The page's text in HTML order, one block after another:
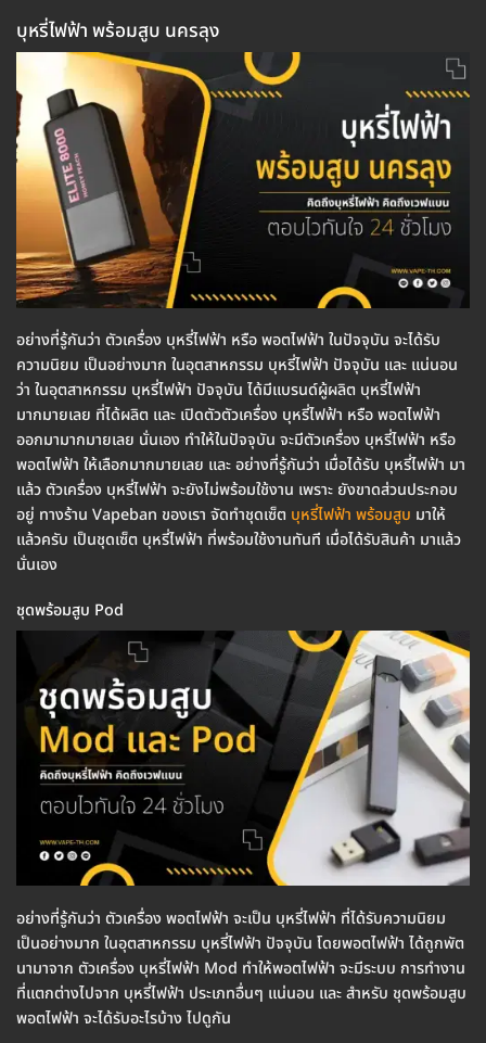
บุหรี่ไฟฟ้า พร้อมสูบ นครลุง
อย่างที่รู้กันว่า ตัวเครื่อง บุหรี่ไฟฟ้า หรือ พอตไฟฟ้า ในปัจจุบัน จะได้รับ
ความนิยม เป็นอย่างมาก ในอุตสาหกรรม บุหรี่ไฟฟ้า ปัจจุบัน และ แน่นอน
ว่า ในอุตสาหกรรม บุหรี่ไฟฟ้า ปัจจุบัน ได้มีแบรนด์ผู้ผลิต บุหรี่ไฟฟ้า
มากมายเลย ที่ได้ผลิต และ เปิดตัวตัวเครื่อง บุหรี่ไฟฟ้า หรือ พอตไฟฟ้า
ออกมามากมายเลย นั่นเอง ทำให้ในปัจจุบัน จะมีตัวเครื่อง บุหรี่ไฟฟ้า หรือ
พอตไฟฟ้า ให้เลือกมากมายเลย และ อย่างที่รู้กันว่า เมื่อได้รับ บุหรี่ไฟฟ้า มา
แล้ว ตัวเครื่อง บุหรี่ไฟฟ้า จะยังไม่พร้อมใช้งาน เพราะ ยังขาดส่วนประกอบ
อยู่ ทางร้าน Vapeban ของเรา จัดทำชุดเซ็ต บุหรี่ไฟฟ้า พร้อมสูบ มาให้
แล้วครับ เป็นชุดเซ็ต บุหรี่ไฟฟ้า ที่พร้อมใช้งานทันที เมื่อได้รับสินค้า มาแล้ว
นั่นเอง
ชุดพร้อมสูบ Pod
อย่างที่รู้กันว่า ตัวเครื่อง พอตไฟฟ้า จะเป็น บุหรี่ไฟฟ้า ที่ได้รับความนิยม
เป็นอย่างมาก ในอุตสาหกรรม บุหรี่ไฟฟ้า ปัจจุบัน โดยพอตไฟฟ้า ได้ถูกพัต
นามาจาก ตัวเครื่อง บุหรี่ไฟฟ้า Mod ทำให้พอตไฟฟ้า จะมีระบบ การทำงาน
ที่แตกต่างไปจาก บุหรี่ไฟฟ้า ประเภทอื่นๆ แน่นอน และ สำหรับ ชุดพร้อมสูบ
พอตไฟฟ้า จะได้รับอะไรบ้าง ไปดูกัน